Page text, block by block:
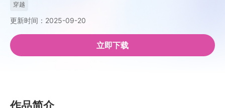
穿越
更新时间：2025-09-20
立即下载